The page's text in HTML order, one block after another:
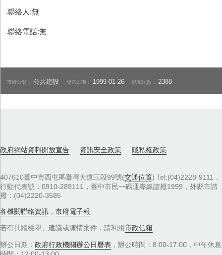
聯絡人:無
聯絡電話:無
市府分類：公共建設 發布日期： 1999-01-26 點閱次數： 2388
政府網站資料開放宣告 資訊安全政策 隱私權政策
407610臺中市西屯區臺灣大道三段99號(交通位置) Tel:(04)2228-9111．
行動代表號：0910-289111，臺中市民一碼通專線請撥1999，外縣市請
撥：(04)2220-3585
各機關聯絡資訊 ， 市府電子報
若有具體檢舉、建議或陳情案件，請利用市政信箱
辦公日期： 政府行政機關辦公日曆表 ，辦公時間：8:00-17:00，中午休息